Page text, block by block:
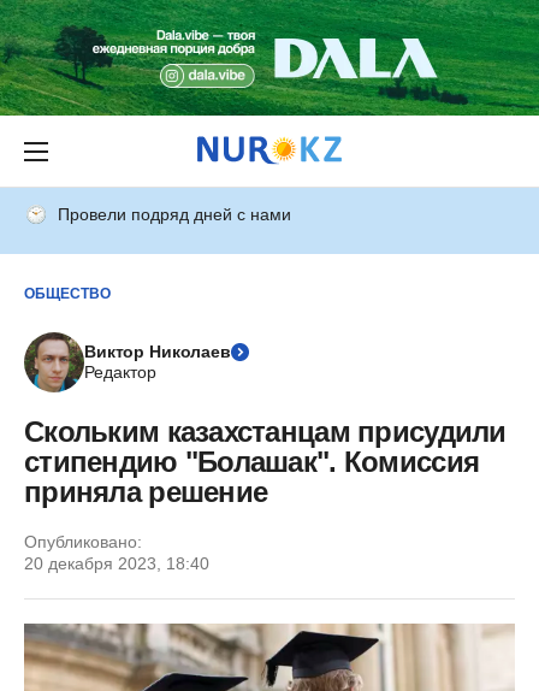
Провели подряд дней с нами
ОБЩЕСТВО
Виктор Николаев
Редактор
Скольким казахстанцам присудили
стипендию "Болашак". Комиссия
приняла решение
Опубликовано:
20 декабря 2023, 18:40